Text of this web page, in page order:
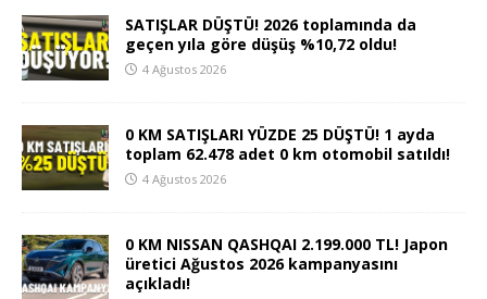
SATIŞLAR DÜŞTÜ! 2026 toplamında da
geçen yıla göre düşüş %10,72 oldu!
4 Ağustos 2026
0 KM SATIŞLARI YÜZDE 25 DÜŞTÜ! 1 ayda
toplam 62.478 adet 0 km otomobil satıldı!
4 Ağustos 2026
0 KM NISSAN QASHQAI 2.199.000 TL! Japon
üretici Ağustos 2026 kampanyasını
açıkladı!